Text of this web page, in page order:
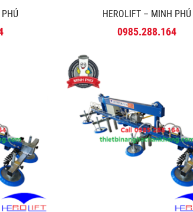
HEROLIFT – MINH PHÚ
0985.288.164